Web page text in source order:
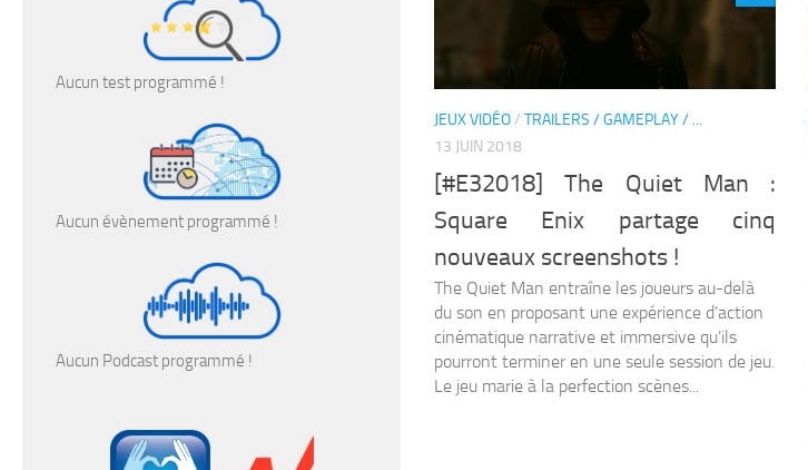
JEUX VIDÉO/ TRAILERS / GAMEPLAY / ...
13 JUIN 2018
[#E32018] The Quiet Man :
Square Enix partage cinq
nouveaux screenshots !
The Quiet Man entraîne les joueurs au-delà
du son en proposant une expérience d’action
cinématique narrative et immersive qu’ils
pourront terminer en une seule session de jeu.
Le jeu marie à la perfection scènes...
Aucun test programmé !
Aucun évènement programmé !
Aucun Podcast programmé !